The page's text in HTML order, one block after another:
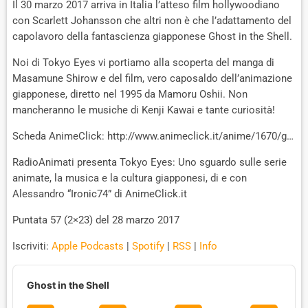
Il 30 marzo 2017 arriva in Italia l’atteso film hollywoodiano
con Scarlett Johansson che altri non è che l’adattamento del
capolavoro della fantascienza giapponese Ghost in the Shell.
Noi di Tokyo Eyes vi portiamo alla scoperta del manga di
Masamune Shirow e del film, vero caposaldo dell’animazione
giapponese, diretto nel 1995 da Mamoru Oshii. Non
mancheranno le musiche di Kenji Kawai e tante curiosità!
Scheda AnimeClick: http://www.animeclick.it/anime/1670/g…
RadioAnimati presenta Tokyo Eyes: Uno sguardo sulle serie
animate, la musica e la cultura giapponesi, di e con
Alessandro “Ironic74” di AnimeClick.it
Puntata 57 (2×23) del 28 marzo 2017
Iscriviti: Apple Podcasts | Spotify | RSS | Info
A
Ghost in the Shell